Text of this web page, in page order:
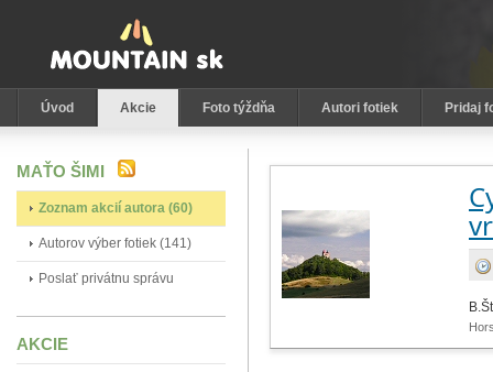
Úvod Akcie Foto týždňa Autori fotiek Pridaj
MAŤO ŠIMI
Zoznam akcií autora (60)
Autorov výber fotiek (141)
Poslať privátnu správu
AKCIE